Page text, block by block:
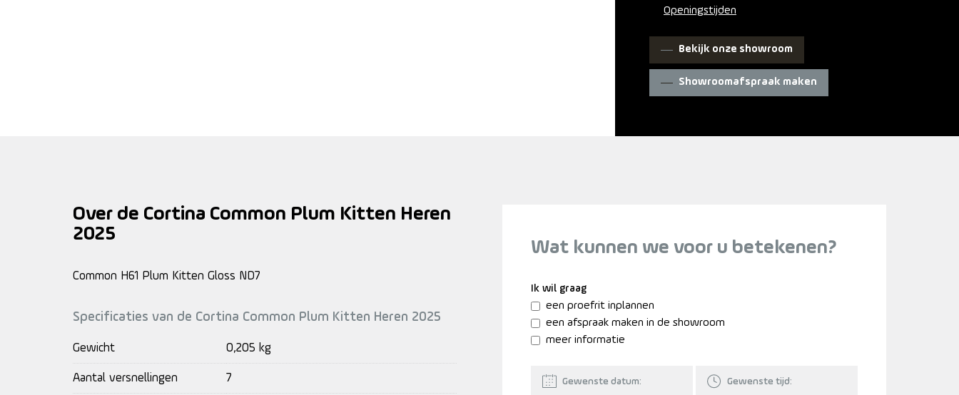
Openingstijden
Bekijk onze showroom
Showroomafspraak maken
Over de Cortina Common Plum Kitten Heren
2025
Common H61 Plum Kitten Gloss ND7
Specificaties van de Cortina Common Plum Kitten Heren 2025
Gewicht 0,205 kg
Aantal versnellingen 7
Wat kunnen we voor u betekenen?
Ik wil graag
een proefrit inplannen
een afspraak maken in de showroom
meer informatie
Gewenste datum: Gewenste tijd: